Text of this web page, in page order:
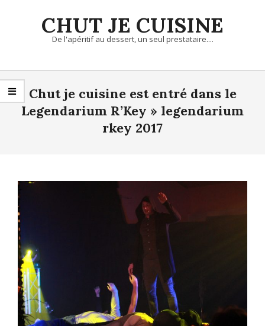
CHUT JE CUISINE
De l'apéritif au dessert, un seul prestataire....
Primary
Navigation
Menu
Chut je cuisine est entré dans le
Legendarium R’Key » legendarium
rkey 2017